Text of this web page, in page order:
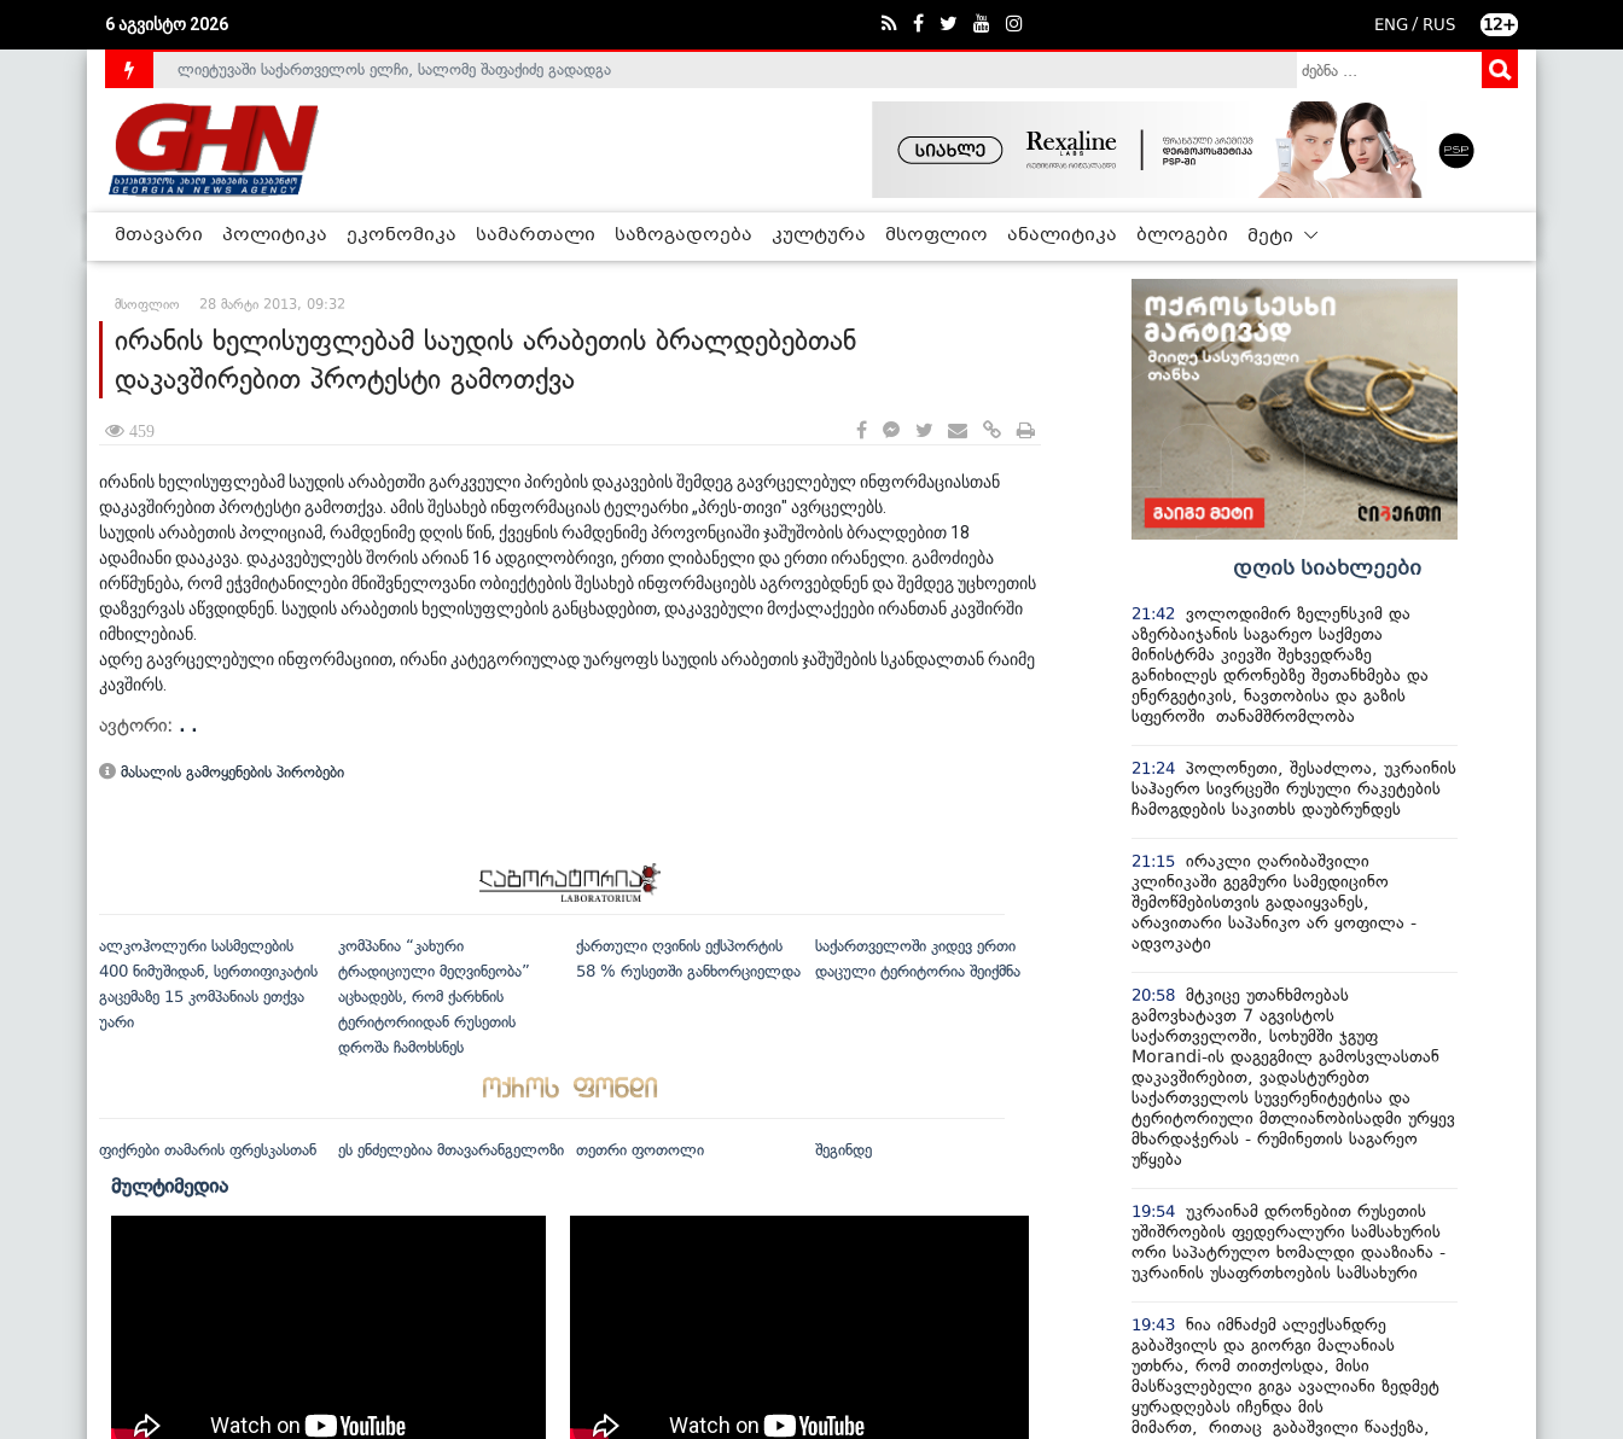
6 აგვისტო 2026 ENG / RUS 12+
ლიეტუვაში საქართველოს ელჩი, სალომე შაფაქიძე გადადგა
მთავარი პოლიტიკა ეკონომიკა სამართალი საზოგადოება კულტურა მსოფლიო ანალიტიკა ბლოგები მეტი
მსოფლიო 28 მარტი 2013, 09:32
ირანის ხელისუფლებამ საუდის არაბეთის ბრალდებებთან
დაკავშირებით პროტესტი გამოთქვა
459
ირანის ხელისუფლებამ საუდის არაბეთში გარკვეული პირების დაკავების შემდეგ გავრცელებულ ინფორმაციასთან
დაკავშირებით პროტესტი გამოთქვა. ამის შესახებ ინფორმაციას ტელეარხი „პრეს-თივი" ავრცელებს.
საუდის არაბეთის პოლიციამ, რამდენიმე დღის წინ, ქვეყნის რამდენიმე პროვონციაში ჯაშუშობის ბრალდებით 18
ადამიანი დააკავა. დაკავებულებს შორის არიან 16 ადგილობრივი, ერთი ლიბანელი და ერთი ირანელი. გამოძიება
ირწმუნება, რომ ეჭვმიტანილები მნიშვნელოვანი ობიექტების შესახებ ინფორმაციებს აგროვებდნენ და შემდეგ უცხოეთის
დაზვერვას აწვდიდნენ. საუდის არაბეთის ხელისუფლების განცხადებით, დაკავებული მოქალაქეები ირანთან კავშირში
იმხილებიან.
ადრე გავრცელებული ინფორმაციით, ირანი კატეგორიულად უარყოფს საუდის არაბეთის ჯაშუშების სკანდალთან რაიმე
კავშირს.
ავტორი: . .
მასალის გამოყენების პირობები
ალკოჰოლური სასმელების
400 ნიმუშიდან, სერთიფიკატის
გაცემაზე 15 კომპანიას ეთქვა
უარი
კომპანია “კახური
ტრადიციული მეღვინეობა”
აცხადებს, რომ ქარხნის
ტერიტორიიდან რუსეთის
დროშა ჩამოხსნეს
ქართული ღვინის ექსპორტის
58 % რუსეთში განხორციელდა
საქართველოში კიდევ ერთი
დაცული ტერიტორია შეიქმნა
ფიქრები თამარის ფრესკასთან ეს ენძელებია მთავარანგელოზი თეთრი ფოთოლი შეგინდე
მულტიმედია
დღის სიახლეები
21:42
ვოლოდიმირ ზელენსკიმ და
აზერბაიჯანის საგარეო საქმეთა
მინისტრმა კიევში შეხვედრაზე
განიხილეს დრონებზე შეთანხმება და
ენერგეტიკის, ნავთობისა და გაზის
სფეროში თანამშრომლობა
21:24 პოლონეთი, შესაძლოა, უკრაინის
საჰაერო სივრცეში რუსული რაკეტების
ჩამოგდების საკითხს დაუბრუნდეს
21:15 ირაკლი ღარიბაშვილი
კლინიკაში გეგმური სამედიცინო
შემოწმებისთვის გადაიყვანეს,
არავითარი საპანიკო არ ყოფილა -
ადვოკატი
20:58 მტკიცე უთანხმოებას
გამოვხატავთ 7 აგვისტოს
საქართველოში, სოხუმში ჯგუფ
Morandi-ის დაგეგმილ გამოსვლასთან
დაკავშირებით, ვადასტურებთ
საქართველოს სუვერენიტეტისა და
ტერიტორიული მთლიანობისადმი ურყევ
მხარდაჭერას - რუმინეთის საგარეო
უწყება
19:54 უკრაინამ დრონებით რუსეთის
უშიშროების ფედერალური სამსახურის
ორი საპატრულო ხომალდი დააზიანა -
უკრაინის უსაფრთხოების სამსახური
19:43 ნია იმნაძემ ალექსანდრე
გაბაშვილს და გიორგი მალანიას
უთხრა, რომ თითქოსდა, მისი
მასწავლებელი გიგა ავალიანი ზედმეტ
ყურადღებას იჩენდა მის
მიმართ, რითაც გაბაშვილი წააქეზა,